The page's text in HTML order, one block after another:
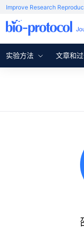
Improve Research
实验方法 文章和